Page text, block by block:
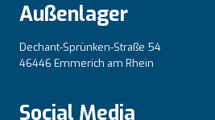
Außenlager
Dechant-Sprünken-Straße 54
46446 Emmerich am Rhein
Social Media